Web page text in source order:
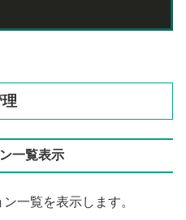
一覧表示
一覧を表示します。